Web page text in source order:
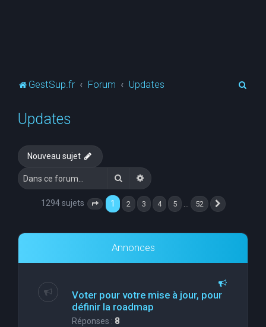
GestSup.fr Forum Updates
Updates
Nouveau sujet
RechercherRecherche avancée
1294 sujets Page 1 sur52
1 2 3 4 5 52
Annonces
Voter pour votre mise à jour, pour
définir la roadmap
Réponses : 8